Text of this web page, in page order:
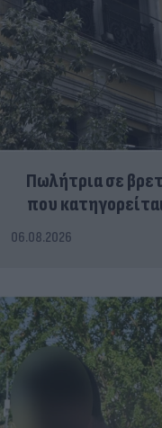
Πωλήτρια σε
που
06.08.2026